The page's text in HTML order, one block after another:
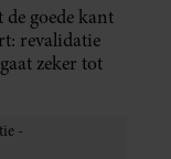
goede kant
revalidatie
zeker tot